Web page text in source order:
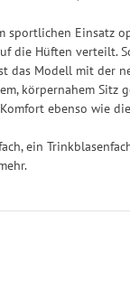
Einsatz
Hüften verteilt.
Modell mit der
körpernahem
ebenso wie
ein